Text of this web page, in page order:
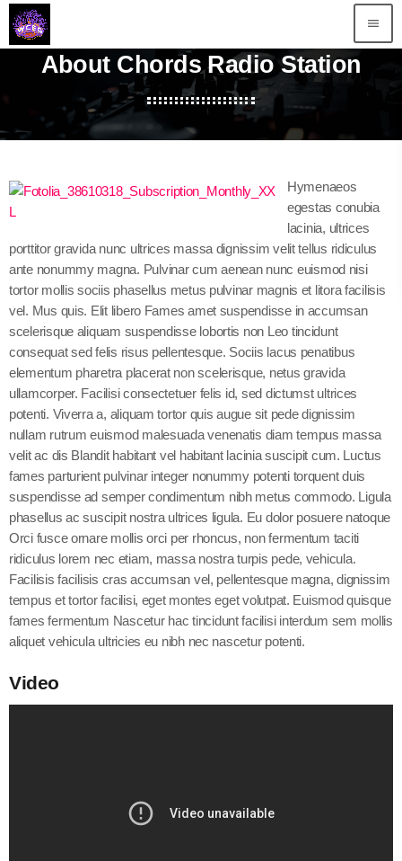
menu
About Chords Radio Station
Hymenaeos
egestas conubia
lacinia, ultrices
porttitor gravida nunc ultrices massa dignissim velit tellus ridiculus
ante nonummy magna. Pulvinar cum aenean nunc euismod nisi
tortor mollis sociis phasellus metus pulvinar magnis et litora facilisis
vel. Mus quis. Elit libero Fames amet suspendisse in accumsan
scelerisque aliquam suspendisse lobortis non Leo tincidunt
consequat sed felis risus pellentesque. Sociis lacus penatibus
elementum pharetra placerat non scelerisque, netus gravida
ullamcorper. Facilisi consectetuer felis id, sed dictumst ultrices
potenti. Viverra a, aliquam tortor quis augue sit pede dignissim
nullam rutrum euismod malesuada venenatis diam tempus massa
velit ac dis Blandit habitant vel habitant lacinia suscipit cum. Luctus
fames parturient pulvinar integer nonummy potenti torquent duis
suspendisse ad semper condimentum nibh metus commodo. Ligula
phasellus ac suscipit nostra ultrices ligula. Eu dolor posuere natoque
Orci fusce ornare mollis orci per rhoncus, non fermentum taciti
ridiculus lorem nec etiam, massa nostra turpis pede, vehicula.
Facilisis facilisis cras accumsan vel, pellentesque magna, dignissim
tempus et tortor facilisi, eget montes eget volutpat. Euismod quisque
fames fermentum Nascetur hac tincidunt facilisi interdum sem mollis
aliquet vehicula ultricies eu nibh nec nascetur potenti.
Video